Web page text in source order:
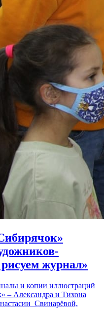
журнал»
и копии иллюстраций
– Александра и Тихона
Свинарёвой,